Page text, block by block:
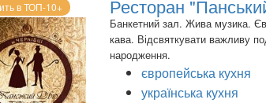
в ТОП-10+ Ресторан
Банкетний зал. Жива музика.
кава. Відсвяткувати важливу
народження.
європейська кухня
українська кухня